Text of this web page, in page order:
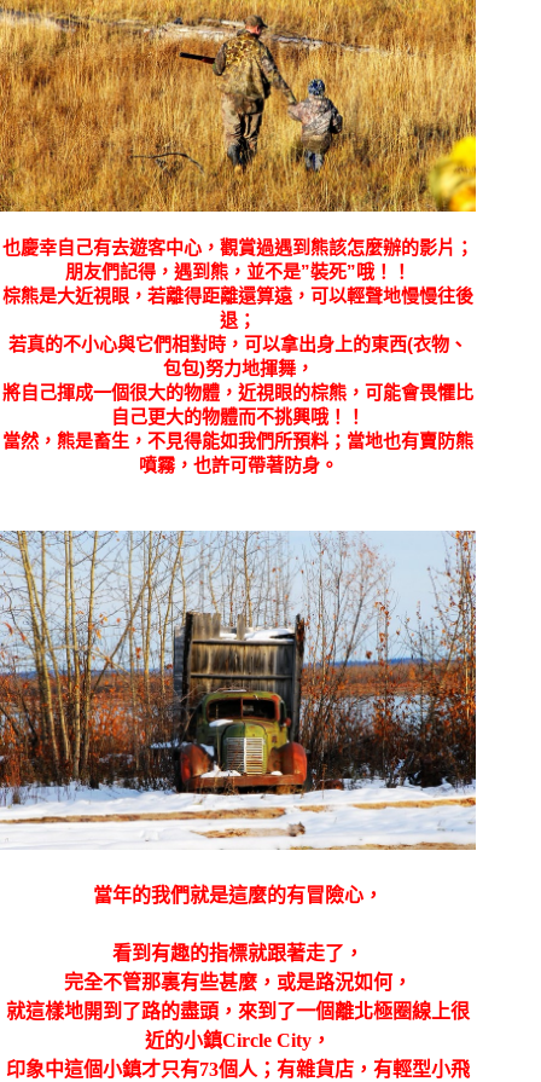
也慶幸自己有去遊客中心，觀賞過遇到熊該怎麼辦的影片；
朋友們記得，遇到熊，並不是”裝死”哦！！
棕熊是大近視眼，若離得距離還算遠，可以輕聲地慢慢往後
退；
若真的不小心與它們相對時，可以拿出身上的東西(衣物、
包包)努力地揮舞，
將自己揮成一個很大的物體，近視眼的棕熊，可能會畏懼比
自己更大的物體而不挑興哦！！
當然，熊是畜生，不見得能如我們所預料；當地也有賣防熊
噴霧，也許可帶著防身。
當年的我們就是這麼的有冒險心，
看到有趣的指標就跟著走了，
完全不管那裏有些甚麼，或是路況如何，
就這樣地開到了路的盡頭，來到了一個離北極圈線上很
近的小鎮Circle City，
印象中這個小鎮才只有73個人；有雜貨店，有輕型小飛